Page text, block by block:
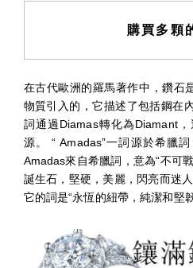
購買多顆
在古代歐洲的羅馬著作中，鑽石
物質引入的，它描述了包括鋼在
詞通過Diamas轉化為Diamant
源。 “ Amadas”一詞源於希臘詞
Amadas來自希臘詞，意為“不可
誕生石，堅硬，美麗，閃亮而迷
它的詞是“永恆的紐帶，純潔和堅韌